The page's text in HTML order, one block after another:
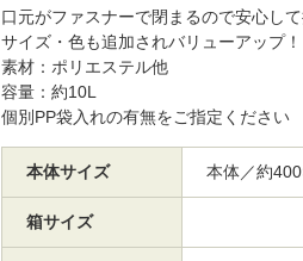
口元がファスナーで閉まるので安心して
サイズ・色も追加されバリューアップ
素材：ポリエステル他
容量：約10L
個別PP袋入れの有無をご指定ください
本体サイズ 本体／約
箱サイズ